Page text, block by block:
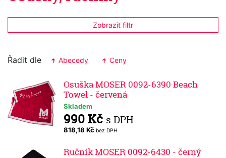
Zobrazit filtr
Řadit dle Abecedy Ceny
Osuška MOSER 0092-6390 Beach
Towel - červená
Skladem
990 Kč s DPH
818,18 Kč bez DPH
Ručník MOSER 0092-6430 - černý